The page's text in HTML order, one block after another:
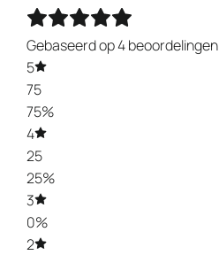
Gebaseerd op 4 beoordelingen
5
75
75%
4
25
25%
3
0%
2